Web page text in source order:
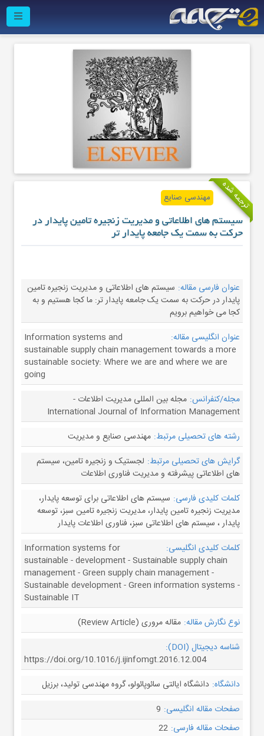
ترجمه شده مهندسی صنایع
سیستم های اطلاعاتی و مدیریت زنجیره تامین پایدار در
حرکت به سمت یک جامعه پایدار تر
عنوان فارسی مقاله: سیستم های اطلاعاتی و مدیریت زنجیره تامین
پایدار در حرکت به سمت یک جامعه پایدار تر: ما کجا هستیم و به
کجا می خواهیم برویم
عنوان انگلیسی مقاله:
Information systems and
sustainable supply chain management towards a more
sustainable society: Where we are and where we are
going
مجله/کنفرانس: مجله بین المللی مدیریت اطلاعات -
International Journal of Information Management
رشته های تحصیلی مرتبط: مهندسی صنایع و مدیریت
گرایش های تحصیلی مرتبط: لجستیک و زنجیره تامین، سیستم
های اطلاعاتی پیشرفته و مدیریت فناوری اطلاعات
کلمات کلیدی فارسی: سیستم های اطلاعاتی برای توسعه پایدار،
مدیریت زنجیره تامین پایدار، مدیریت زنجیره تامین سبز، توسعه
پایدار ، سیستم های اطلاعاتی سبز، فناوری اطلاعات پایدار
کلمات کلیدی انگلیسی:
Information systems for
sustainable - development - Sustainable supply chain
management - Green supply chain management -
Sustainable development - Green information systems -
Sustainable IT
نوع نگارش مقاله: مقاله مروری (Review Article)
شناسه دیجیتال (DOI):
https://doi.org/10.1016/j.ijinfomgt.2016.12.004
دانشگاه: دانشگاه ایالتی سائوپائولو، گروه مهندسی تولید، برزیل
صفحات مقاله انگلیسی: 9
صفحات مقاله فارسی: 22